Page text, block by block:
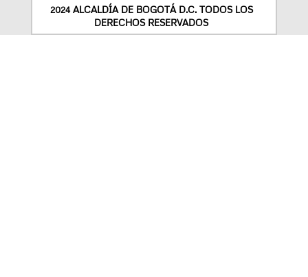
2024 ALCALDÍA DE BOGOTÁ D.C. TODOS LOS
DERECHOS RESERVADOS